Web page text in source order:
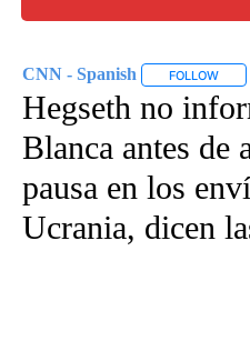
CNN - Spanish FOLLOW
Hegseth no
Blanca antes de
pausa en los
Ucrania, dicen